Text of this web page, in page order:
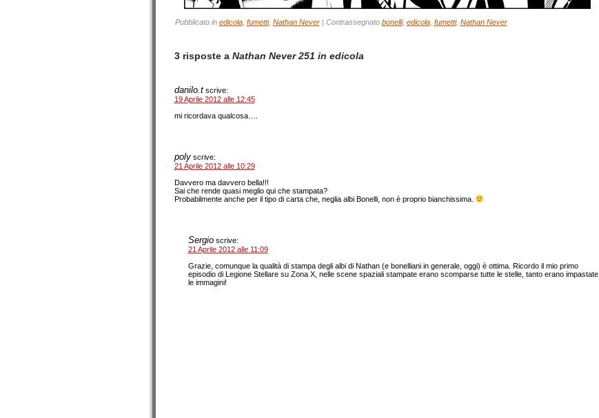
Pubblicato in edicola, fumetti, Nathan Never| Contrassegnato bonelli, edicola, fumetti, Nathan Never
3 risposte a Nathan Never 251 in edicola
danilo.t scrive:
19 Aprile 2012 alle 12:45
mi ricordava qualcosa….
poly scrive:
21 Aprile 2012 alle 10:29
Davvero ma davvero bella!!!
Sai che rende quasi meglio qui che stampata?
Probabilmente anche per il tipo di carta che, neglia albi Bonelli, non è proprio bianchissima.
Sergio scrive:
21 Aprile 2012 alle 11:09
Grazie, comunque la qualità di stampa degli albi di Nathan (e bonelliani in generale, oggi) è ottima. Ricordo il mio primo
episodio di Legione Stellare su Zona X, nelle scene spaziali stampate erano scomparse tutte le stelle, tanto erano impastate
le immagini!